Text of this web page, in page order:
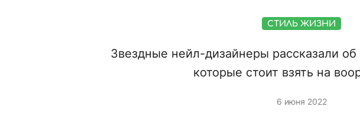
СТИЛЬ ЖИЗНИ
Звездные нейл-дизайнеры рассказали
которые стоит взять на
6 июня 2022